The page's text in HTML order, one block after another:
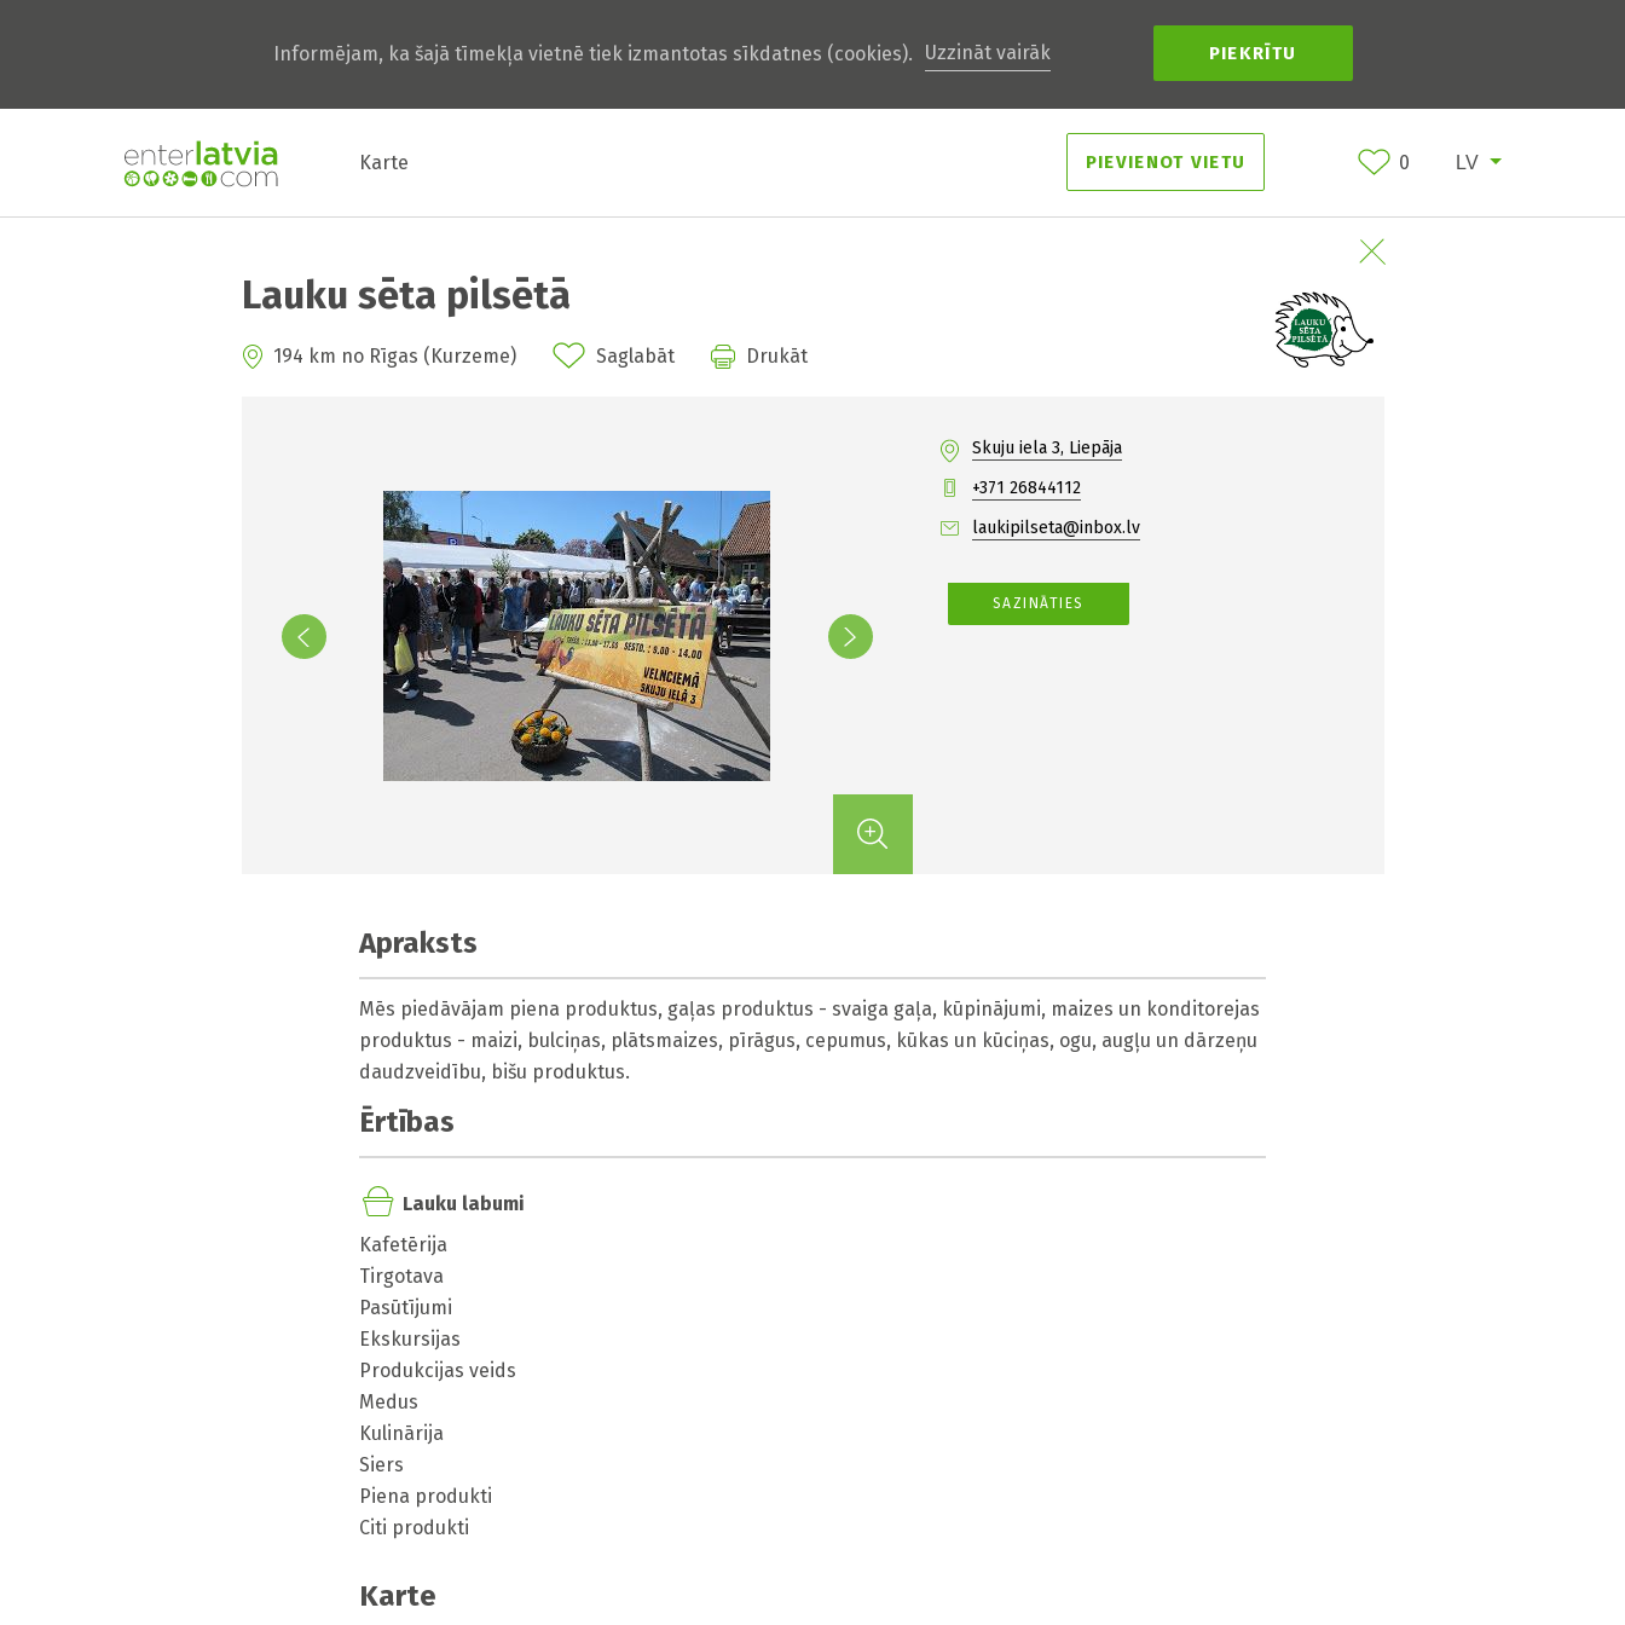
Informējam, ka šajā tīmekļa vietnē tiek izmantotas sīkdatnes (cookies). Uzzināt vairāk PIEKRĪTU
Karte PIEVIENOT VIETU 0
Lauku sēta pilsētā
194 km no Rīgas (Kurzeme) Saglabāt Drukāt
Skuju iela 3, Liepāja
+371 26844112
laukipilseta@inbox.lv
SAZINĀTIES
Apraksts
Mēs piedāvājam piena produktus, gaļas produktus - svaiga gaļa, kūpinājumi, maizes un konditorejas
produktus - maizi, bulciņas, plātsmaizes, pīrāgus, cepumus, kūkas un kūciņas, ogu, augļu un dārzeņu
daudzveidību, bišu produktus.
Ērtības
Lauku labumi
Kafetērija
Tirgotava
Pasūtījumi
Ekskursijas
Produkcijas veids
Medus
Kulinārija
Siers
Piena produkti
Citi produkti
Karte